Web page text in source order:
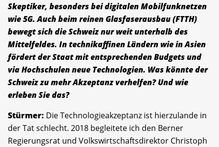
Skeptiker, besonders bei digitalen Mobilfunknetzen
wie 5G. Auch beim reinen Glasfaserausbau (FTTH)
bewegt sich die Schweiz nur weit unterhalb des
Mittelfeldes. In technikaffinen Ländern wie in Asien
fördert der Staat mit entsprechenden Budgets und
via Hochschulen neue Technologien. Was könnte der
Schweiz zu mehr Akzeptanz verhelfen? Und wie
erleben Sie das?
Stürmer: Die Technologieakzeptanz ist hierzulande in
der Tat schlecht. 2018 begleitete ich den Berner
Regierungsrat und Volkswirtschaftsdirektor Christoph